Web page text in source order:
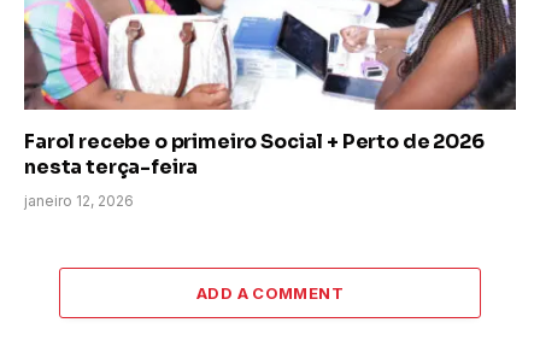
Farol recebe o primeiro Social + Perto de 2026
nesta terça-feira
janeiro 12, 2026
ADD A COMMENT